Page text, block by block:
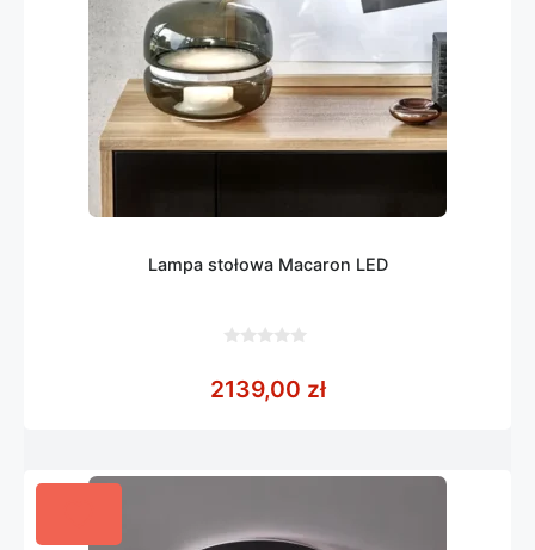
Lampa stołowa Macaron LED
5
2139,00 zł